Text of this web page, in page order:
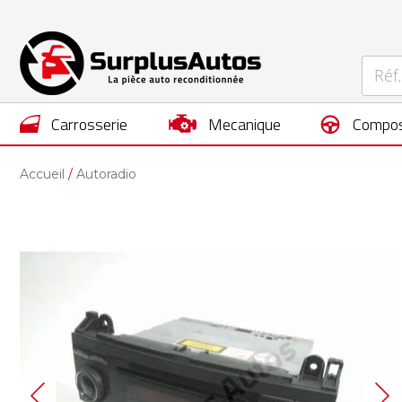
carrosserie mecanique
Accueil Autoradio